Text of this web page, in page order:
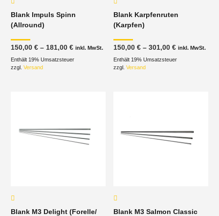
Blank Impuls Spinn
(Allround)
150,00€ –181,00€Preisspanne:
bis
inkl. MwSt.
Enthält 19% Umsatzsteuer
zzgl.Versand
Blank Karpfenruten
(Karpfen)
150,00€ –301,00€
bis
inkl. MwSt.
Enthält 19% Umsatzsteuer
zzgl.Versand
Blank M3 Delight (Forelle/
Blank M3 Salmon Classic